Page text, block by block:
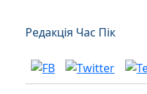
Редакція Час Пік